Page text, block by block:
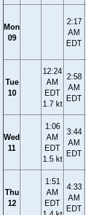
Mon
09
2:17
AM
EDT
Tue
10
12:24
AM
EDT
1.7 kt
2:58
AM
EDT
Wed
11
1:06
AM
EDT
1.5 kt
3:44
AM
EDT
Thu
12
1:51
AM
EDT
4:33
AM
EDT